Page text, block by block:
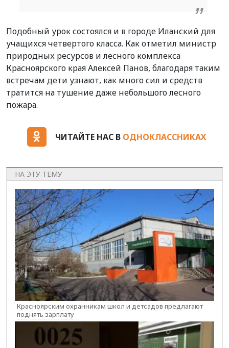
Подобный урок состоялся и в городе Иланский для
учащихся четвертого класса. Как отметил министр
природных ресурсов и лесного комплекса
Красноярского края Алексей Панов, благодаря таким
встречам дети узнают, как много сил и средств
тратится на тушение даже небольшого лесного
пожара.
ЧИТАЙТЕ НАС В ОДНОКЛАССНИКАХ
НА ЭТУ ТЕМУ
Красноярским охранникам школ и детсадов предлагают
поднять зарплату